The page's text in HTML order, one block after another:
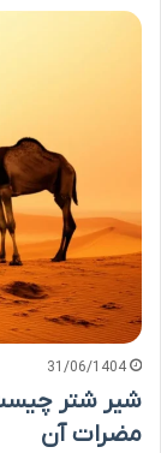
31/06/1404
شیر شتر
مضرات آن